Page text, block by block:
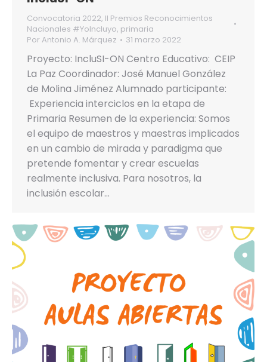
Convocatoria 2022, II Premios Reconocimientos
Nacionales #YoIncluyo, primaria
Por Antonio A. Márquez 31 marzo 2022
Proyecto: IncluSI-ON Centro Educativo: CEIP
La Paz Coordinador: José Manuel González
de Molina Jiménez Alumnado participante:
Experiencia interciclos en la etapa de
Primaria Resumen de la experiencia: Somos
el equipo de maestros y maestras implicados
en un cambio de mirada y paradigma que
pretende fomentar y crear escuelas
realmente inclusiva. Para nosotros, la
inclusión escolar…